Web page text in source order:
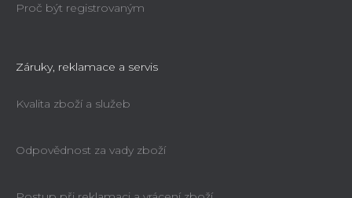
Proč být registrovaným
Záruky, reklamace a servis
Kvalita zboží a služeb
Odpovědnost za vady zboží